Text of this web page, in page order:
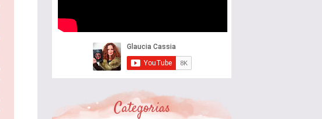
Categorias